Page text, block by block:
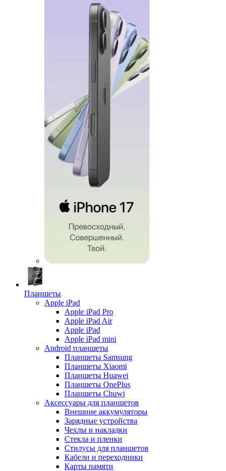
Планшеты
Apple iPad
Apple iPad Pro
Apple iPad Air
Apple iPad
Apple iPad mini
Android планшеты
Планшеты Samsung
Планшеты Xiaomi
Планшеты Huawei
Планшеты OnePlus
Планшеты Chuwi
Аксессуары для планшетов
Внешние аккумуляторы
Зарядные устройства
Чехлы и накладки
Стекла и пленки
Стилусы для планшетов
Кабели и переходники
Карты памяти